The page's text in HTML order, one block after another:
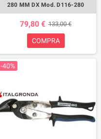
280 MM DX Mod. D116-280
79,80 € 133,00 €
COMPRA
-40%